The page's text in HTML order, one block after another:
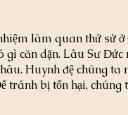
làm quan thứ sử
gì căn dặn. Lâu Sư
Huynh đệ chúng ta
tránh bị tổn hại, chúng